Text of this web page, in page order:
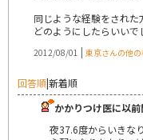
同じような経験をされた
どのようにしたらいいで
2012/08/01 | 東京さんの他
回答順|新着順
かかりつけ医に以前
夜37.6度からいきな